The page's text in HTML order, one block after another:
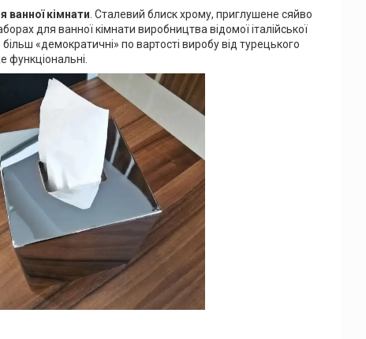
ванної кімнати . Сталевий блиск хрому, приглушене сяйво
для ванної кімнати виробництва відомої італійської
«демократичні» по вартості виробу від турецького
функціональні.